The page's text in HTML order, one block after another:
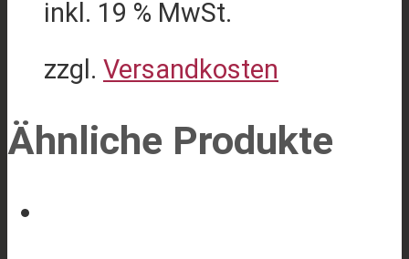
inkl. 19 % MwSt.
zzgl. Versandkosten
Ähnliche Produkte